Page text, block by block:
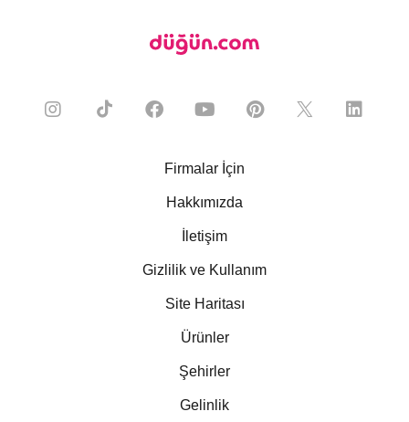
Firmalar İçin
Hakkımızda
İletişim
Gizlilik ve Kullanım
Site Haritası
Ürünler
Şehirler
Gelinlik